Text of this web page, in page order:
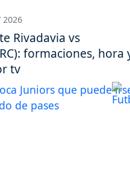
2026
Rivadavia vs
formaciones, hora
tv